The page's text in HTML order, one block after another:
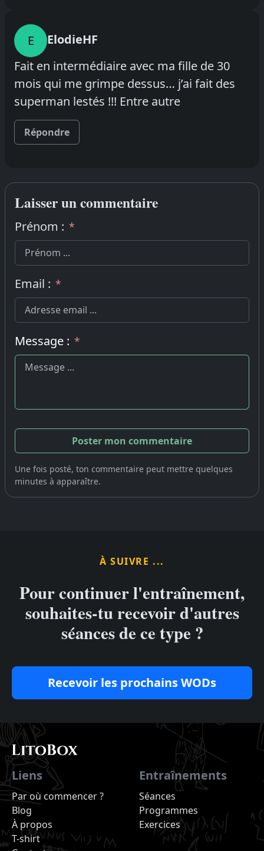
E
ElodieHF
Fait en intermédiaire avec ma fille de 30
mois qui me grimpe dessus… j’ai fait des
superman lestés !!! Entre autre
Répondre
Laisser un commentaire
Prénom : *
Email : *
Message : *
Une fois posté, ton commentaire peut mettre quelques
minutes à apparaître.
À SUIVRE ...
Pour continuer l'entraînement,
souhaites-tu recevoir d'autres
séances de ce type ?
Recevoir les prochains WODs
Liens
Par où commencer ?
Blog
À propos
T-shirt
Entraînements
Séances
Programmes
Exercices